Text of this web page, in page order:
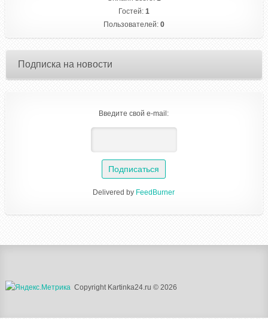
Гостей: 1
Пользователей: 0
Подписка на новости
Введите свой e-mail:
Delivered by FeedBurner
Copyright Kartinka24.ru © 2026